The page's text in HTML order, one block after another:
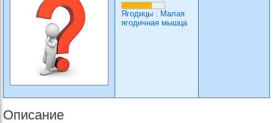
Ягодицы : Малая
ягодичная мышца
Описание